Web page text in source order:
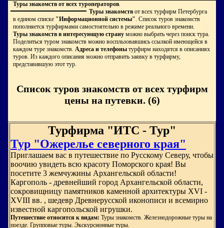
Туры знакомств от всех туроператоров.
Туры знакомств от всех турфирм Петербурга
в едином списке "Информационной системы". Список туров знакомств
пополняется турфирмами самостоятельно в режиме реального времени.
Туры знакомств в интересующую страну можно выбрать через поиск тура.
Поделиться туром знакомств можно воспльзовавшись ссылкой имеющейся в
каждом туре знакомств. Адреса и телефоны турфирм находятся в описаниях
туров. Из каждого описания можно отправить заявку в турфирму,
представившую этот тур.
Список туров знакомств от всех турфирм
цены на путевки. (6)
Турфирма "ИТС - Тур"
Тур "Ожерелье северного края"
Приглашаем вас в путешествие по Русскому Северу, чтобы
воочию увидеть всю красоту Поморского края! Вы
посетите 3 жемчужины Архангельской области!
Каргополь - древнейший город Архангельской области,
сокровищницу памятников каменной архитектуры XVI -
XVIII вв. , шедевр Древнерусской иконописи и всемирно
известной каргопольской игрушки.
Путешествие относится к видам: Туры знакомств. Железнодорожные туры на
поезде. Групповые туры. Экскурсионные туры.